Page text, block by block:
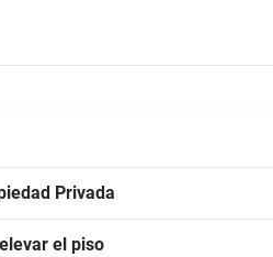
Privada
el piso